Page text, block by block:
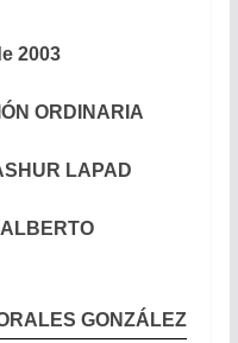
2003
ORDINARIA
LAPAD
GONZÁLEZ